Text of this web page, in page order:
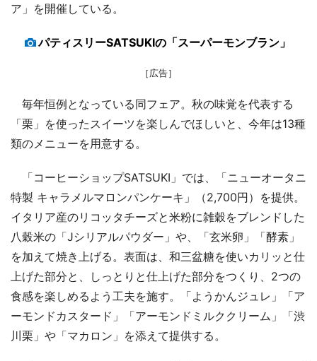
ア」を開催している。
パティスリーSATSUKIの「スーパーモンブラン」
［広告］
毎年恒例となっている同フェア。秋の味覚を代表する
「栗」を使ったスイーツを楽しんでほしいと、今年は13種
類のメニューを用意する。
「コーヒーショップSATSUKI」では、「ニューオータニ
特製 キャラメルマロンパンケーキ」（2,700円）を提供。
イタリア産のリコッタチーズと米粉に雑穀をブレンドした
八穀米の「Jシリアルパウダー」や、「玄米卵」「酵素」
を加えて焼き上げる。表面は、和三盆糖を使いカリッと仕
上げた部分と、しっとりと仕上げた部分をつくり、2つの
食感を楽しめるよう工夫を施す。「ようかんジュレ」「ア
ーモンドカスタード」「アーモンドミルククリーム」「渋
川栗」や「マカロン」を添えて提供する。